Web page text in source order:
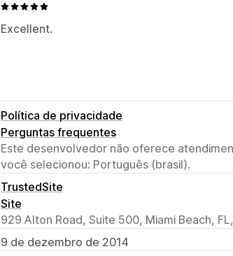
Excellent.
Política de privacidade
Perguntas frequentes
Este desenvolvedor não oferece
você selecionou: Português (brasil).
TrustedSite
Site
929 Alton Road, Suite 500, Miami Beach,
9 de dezembro de 2014